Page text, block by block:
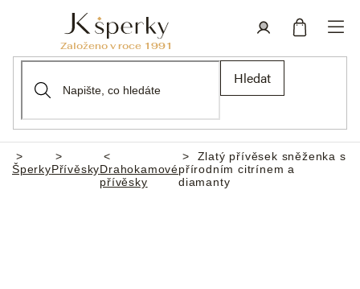
Hledat
Domů
ŠperkyPřívěskyDrahokamové
přívěsky
Zlatý přívěsek sněženka s
přírodním citrínem a
diamanty